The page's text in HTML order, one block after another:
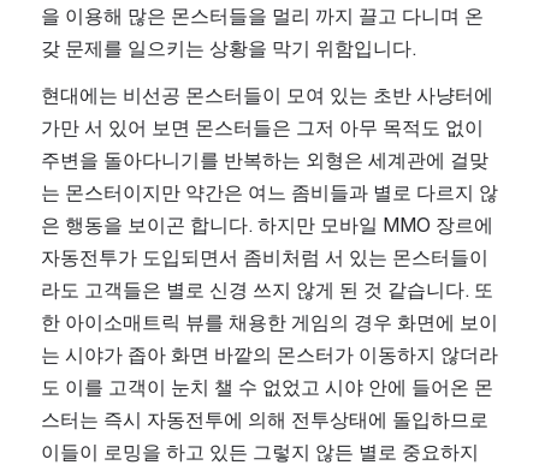
을 이용해 많은 몬스터들을 멀리 까지 끌고 다니며 온
갖 문제를 일으키는 상황을 막기 위함입니다.
현대에는 비선공 몬스터들이 모여 있는 초반 사냥터에
가만 서 있어 보면 몬스터들은 그저 아무 목적도 없이
주변을 돌아다니기를 반복하는 외형은 세계관에 걸맞
는 몬스터이지만 약간은 여느 좀비들과 별로 다르지 않
은 행동을 보이곤 합니다. 하지만 모바일 MMO 장르에
자동전투가 도입되면서 좀비처럼 서 있는 몬스터들이
라도 고객들은 별로 신경 쓰지 않게 된 것 같습니다. 또
한 아이소매트릭 뷰를 채용한 게임의 경우 화면에 보이
는 시야가 좁아 화면 바깥의 몬스터가 이동하지 않더라
도 이를 고객이 눈치 챌 수 없었고 시야 안에 들어온 몬
스터는 즉시 자동전투에 의해 전투상태에 돌입하므로
이들이 로밍을 하고 있든 그렇지 않든 별로 중요하지